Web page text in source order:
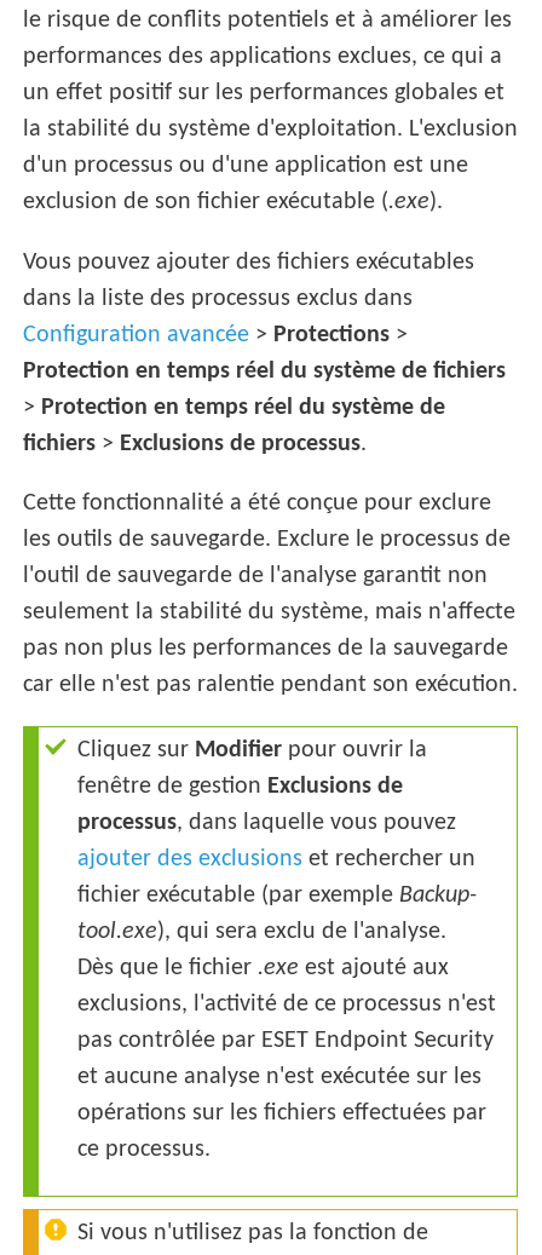
le risque de conflits potentiels et à améliorer les
performances des applications exclues, ce qui a
un effet positif sur les performances globales et
la stabilité du système d'exploitation. L'exclusion
d'un processus ou d'une application est une
exclusion de son fichier exécutable (.exe).
Vous pouvez ajouter des fichiers exécutables
dans la liste des processus exclus dans
Configuration avancée > Protections >
Protection en temps réel du système de fichiers
> Protection en temps réel du système de
fichiers > Exclusions de processus.
Cette fonctionnalité a été conçue pour exclure
les outils de sauvegarde. Exclure le processus de
l'outil de sauvegarde de l'analyse garantit non
seulement la stabilité du système, mais n'affecte
pas non plus les performances de la sauvegarde
car elle n'est pas ralentie pendant son exécution.
Cliquez sur Modifier pour ouvrir la
fenêtre de gestion Exclusions de
processus, dans laquelle vous pouvez
ajouter des exclusions et rechercher un
fichier exécutable (par exemple Backup-
tool.exe), qui sera exclu de l'analyse.
Dès que le fichier .exe est ajouté aux
exclusions, l'activité de ce processus n'est
pas contrôlée par ESET Endpoint Security
et aucune analyse n'est exécutée sur les
opérations sur les fichiers effectuées par
ce processus.
Si vous n'utilisez pas la fonction de